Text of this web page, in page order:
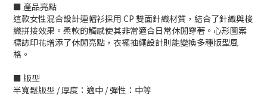
■ 產品亮點
這款女性混合設計連帽衫採用 CP 雙面針織材質，結合了針織與梭
織拼接效果。柔軟的觸感使其非常適合日常休閒穿著。心形圖案
標誌印花增添了休閒亮點，衣襬抽繩設計則能變換多種版型風
格。
■ 版型
半寬鬆版型 / 厚度：適中 / 彈性：中等